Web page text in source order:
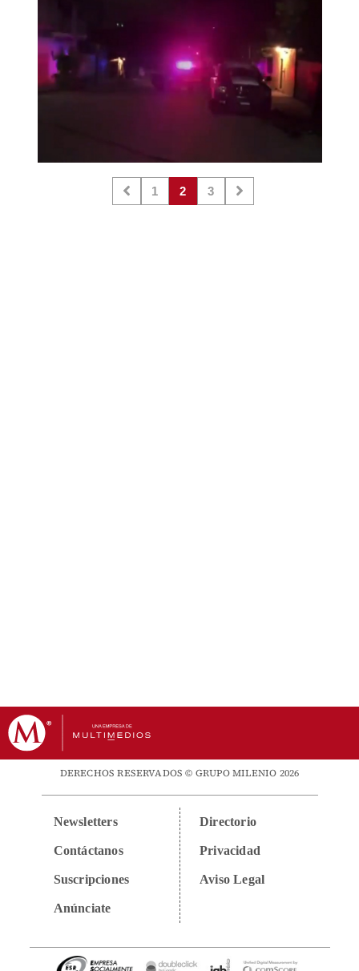
1 2 3
DERECHOS RESERVADOS © GRUPO MILENIO 2026
Newsletters
Contáctanos
Suscripciones
Anúnciate
Directorio
Privacidad
Aviso Legal